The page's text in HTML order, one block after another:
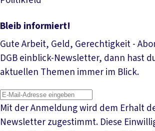
Mehr lesen
Bleib informiert!
Gute Arbeit, Geld, Gerechtigkeit -
DGB einblick-Newsletter, dann hast
aktuellen Themen immer im Blick.
Mit der Anmeldung wird dem Erhalt
Newsletter zugestimmt. Diese